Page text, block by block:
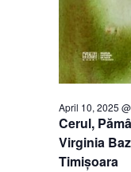
Cerul,
Virginia
Timișoara
April 10, 2025